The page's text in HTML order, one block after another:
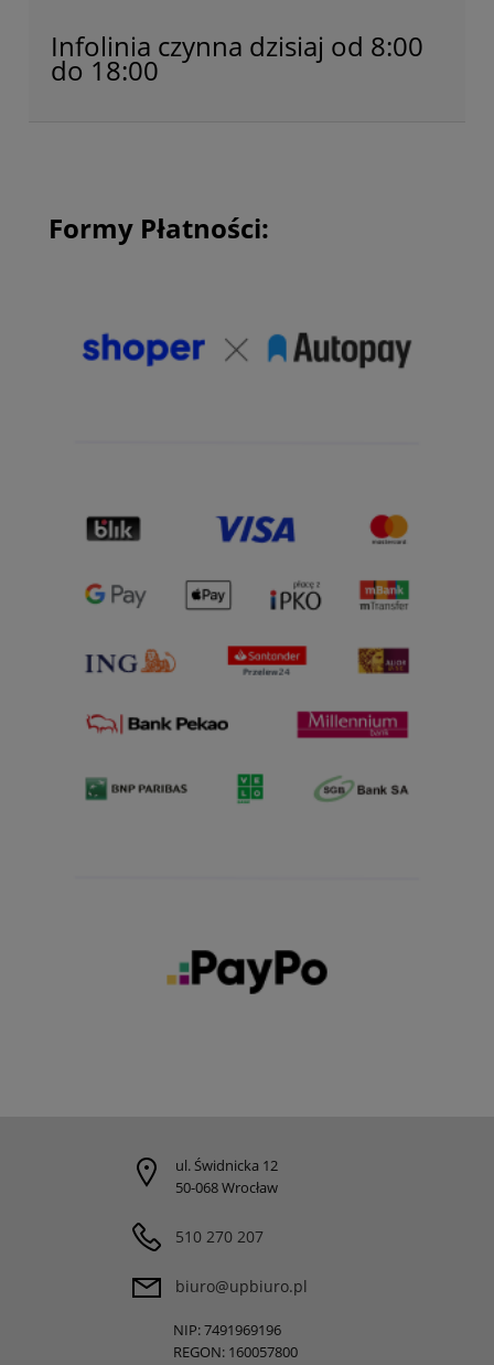
Infolinia czynna dzisiaj od 8:00
do 18:00
Formy Płatności:
ul. Świdnicka 12
50-068 Wrocław
510 270 207
biuro@upbiuro.pl
NIP: 7491969196
REGON: 160057800